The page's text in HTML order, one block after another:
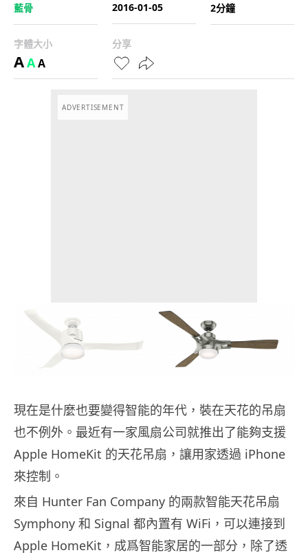
藍骨
2016-01-05
2分鐘
字體大小
AAA
分享
ADVERTISEMENT
現在是什麼也要變得智能的年代，裝在天花的吊扇
也不例外。最近有一家風扇公司就推出了能夠支援
Apple HomeKit 的天花吊扇，讓用家透過 iPhone
來控制。
來自 Hunter Fan Company 的兩款智能天花吊扇
Symphony 和 Signal 都內置有 WiFi，可以連接到
Apple HomeKit，成爲智能家居的一部分，除了透